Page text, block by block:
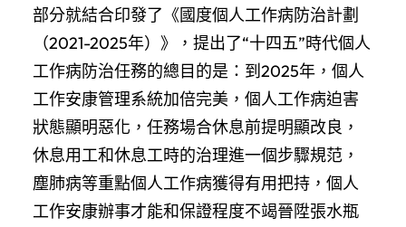
部分就結合印發了《國度個人工作病防治計劃
（2021-2025年）》，提出了“十四五”時代個人
工作病防治任務的總目的是：到2025年，個人
工作安康管理系統加倍完美，個人工作病迫害
狀態顯明惡化，任務場合休息前提明顯改良，
休息用工和休息工時的治理進一個步驟規范，
塵肺病等重點個人工作病獲得有用把持，個人
工作安康辦事才能和保證程度不竭晉陞張水瓶